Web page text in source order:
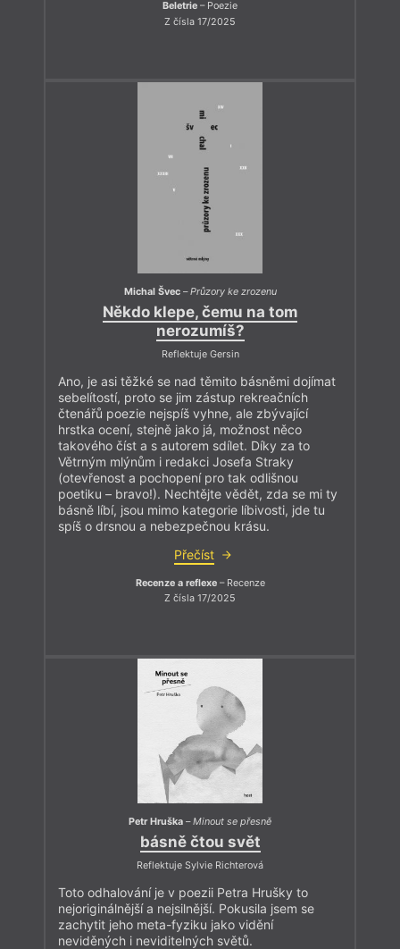
Beletrie – Poezie
Z čísla 17/2025
Michal Švec–Průzory ke zrozenu
Někdo klepe, čemu na tom
nerozumíš?
Reflektuje Gersin
Ano, je asi těžké se nad těmito básněmi dojímat
sebelítostí, proto se jim zástup rekreačních
čtenářů poezie nejspíš vyhne, ale zbývající
hrstka ocení, stejně jako já, možnost něco
takového číst a s autorem sdílet. Díky za to
Větrným mlýnům i redakci Josefa Straky
(otevřenost a pochopení pro tak odlišnou
poetiku – bravo!). Nechtějte vědět, zda se mi ty
básně líbí, jsou mimo kategorie líbivosti, jde tu
spíš o drsnou a nebezpečnou krásu.
Přečíst
Recenze a reflexe– Recenze
Z čísla 17/2025
Petr Hruška –Minout se přesně
básně čtou svět
Reflektuje Sylvie Richterová
Toto odhalování je v poezii Petra Hrušky to
nejoriginálnější a nejsilnější. Pokusila jsem se
zachytit jeho meta-fyziku jako vidění
neviděných i neviditelných světů.